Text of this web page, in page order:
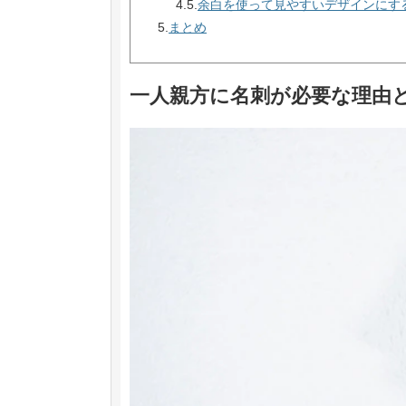
4.5.余白を使って見やすいデザインにす
5.まとめ
一人親方に名刺が必要な理由